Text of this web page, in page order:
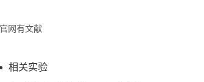
官网有文献
相关实验